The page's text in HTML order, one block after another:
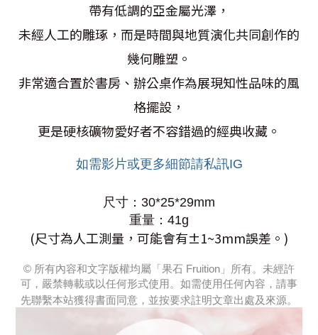
帶有低調的亞金屬光澤，
未經人工的雕琢，而是時間與地質演化共同創作的
幾何雕塑。
非常適合置於書房、辦公桌作為展現知性品味的風
格擺設，
更是硬核礦物愛好者不容錯過的經典收藏。
如需影片或更多細節請私訊IG
尺寸： 30*25*29mm
重量 ： 41g
(尺寸為人工測量，可能會有±1~3mm誤差。)
© 所有內容和文字版權均屬「果石 Fruition」所有。未經許
可，嚴禁轉載或以任何形式使用。如需使用任何內容，請事
先聯繫本站獲得書面同意，並按要求註明文章出處及來源。